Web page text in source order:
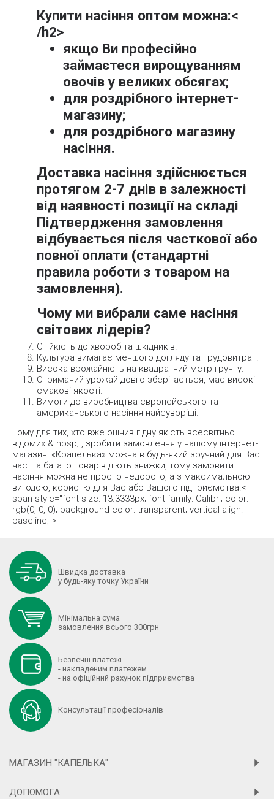
Купити насіння оптом можна:<
/h2>
якщо Ви професійно
займаєтеся вирощуванням
овочів у великих обсягах;
для роздрібного інтернет-
магазину;
для роздрібного магазину
насіння.
Доставка насіння здійснюється
протягом 2-7 днів в залежності
від наявності позиції на складі
Підтвердження замовлення
відбувається після часткової або
повної оплати (стандартні
правила роботи з товаром на
замовлення).
Чому ми вибрали саме насіння
світових лідерів?
Стійкість до хвороб та шкідників.
Культура вимагає меншого догляду та трудовитрат.
Висока врожайність на квадратний метр ґрунту.
Отриманий урожай довго зберігається, має високі
смакові якості.
Вимоги до виробництва європейського та
американського насіння найсуворіші.
Тому для тих, хто вже оцінив гідну якість всесвітньо
відомих & nbsp; , зробити замовлення у нашому інтернет-
магазині «Крапелька» можна в будь-який зручний для Вас
час.На багато товарів діють знижки, тому замовити
насіння можна не просто недорого, а з максимальною
вигодою, користю для Вас або Вашого підприємства.<
span style="font-size: 13.3333px; font-family: Calibri; color:
rgb(0, 0, 0); background-color: transparent; vertical-align:
baseline;">
Швидка доставка
у будь-яку точку України
Мінімальна сума
замовлення всього 300грн
Безпечні платежі
- накладеним платежем
- на офіційний рахунок підприємства
Консультації професіоналів
МАГАЗИН "КАПЕЛЬКА"
ДОПОМОГА